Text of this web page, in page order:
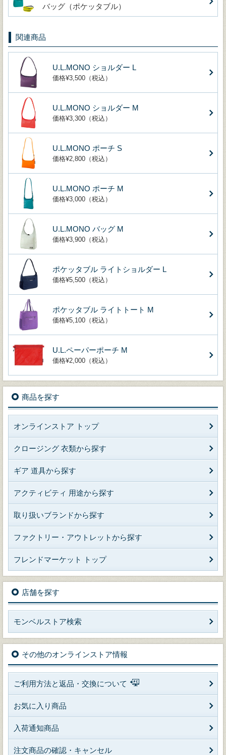
バッグ（ポケッタブル）
関連商品
U.L.MONO ショルダー L
価格¥3,500（税込）
U.L.MONO ショルダー M
価格¥3,300（税込）
U.L.MONO ポーチ S
価格¥2,800（税込）
U.L.MONO ポーチ M
価格¥3,000（税込）
U.L.MONO バッグ M
価格¥3,900（税込）
ポケッタブル ライトショルダー L
価格¥5,500（税込）
ポケッタブル ライトトート M
価格¥5,100（税込）
U.L.ペーパーポーチ M
価格¥2,000（税込）
商品を探す
オンラインストア トップ
クロージング 衣類から探す
ギア 道具から探す
アクティビティ 用途から探す
取り扱いブランドから探す
ファクトリー・アウトレットから探す
フレンドマーケット トップ
店舗を探す
モンベルストア検索
その他のオンラインストア情報
ご利用方法と返品・交換について
お気に入り商品
入荷通知商品
注文商品の確認・キャンセル